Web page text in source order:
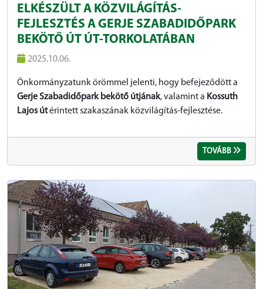
ELKÉSZÜLT A KÖZVILÁGÍTÁS-
FEJLESZTÉS A GERJE SZABADIDŐPARK
BEKÖTŐ ÚT ÚT-TORKOLATÁBAN
2025.10.06.
Önkormányzatunk örömmel jelenti, hogy befejeződött a
Gerje Szabadidőpark bekötő útjának, valamint a Kossuth
Lajos útérintett szakaszának közvilágítás-fejlesztése.
TOVÁBB